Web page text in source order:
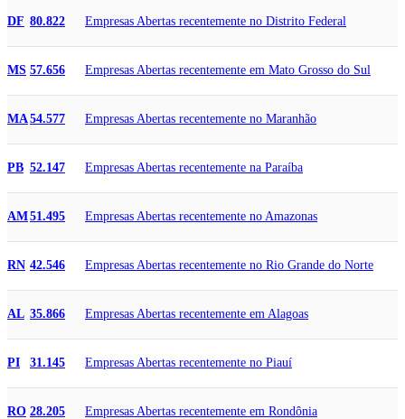
DF 80.822 Empresas Abertas recentemente no Distrito Federal
MS 57.656 Empresas Abertas recentemente em Mato Grosso do Sul
MA54.577 Empresas Abertas recentemente no Maranhão
PB 52.147 Empresas Abertas recentemente na Paraíba
AM51.495 Empresas Abertas recentemente no Amazonas
RN 42.546 Empresas Abertas recentemente no Rio Grande do Norte
AL 35.866 Empresas Abertas recentemente em Alagoas
PI 31.145 Empresas Abertas recentemente no Piauí
RO 28.205 Empresas Abertas recentemente em Rondônia